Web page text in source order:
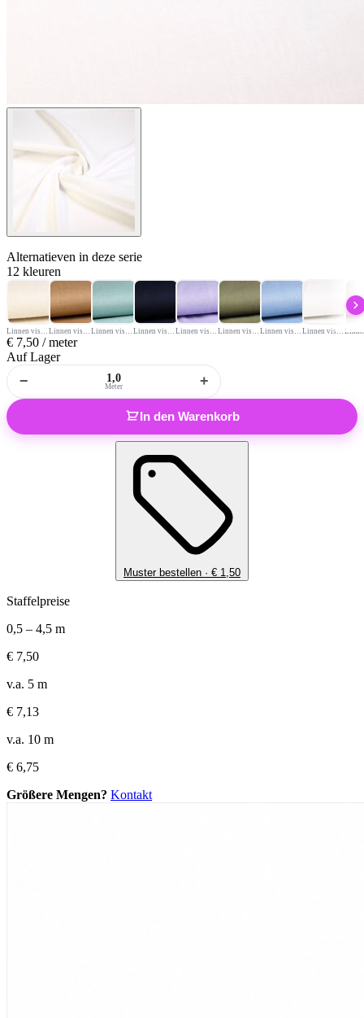
Alternatieven in deze serie
12 kleuren
€ 7,50 / meter
Auf Lager
− Meter +
In den Warenkorb
Muster bestellen · € 1,50
Staffelpreise
0,5 – 4,5 m
€ 7,50
v.a. 5 m
€ 7,13
v.a. 10 m
€ 6,75
Größere Mengen? Kontakt